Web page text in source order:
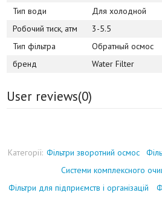
Тип води
Для холодной
Робочий тиск, атм
3-5.5
Тип фільтра
Обратный осмос
бренд
Water Filter
User reviews(0)
Категорії: Фільтри зворотний осмос
Системи комплексного
Фільтри для підприємств і організацій